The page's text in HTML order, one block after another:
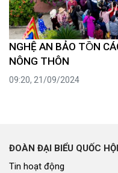
NGHỆ AN BẢO TỒN
NÔNG THÔN
09:20, 21/09/2024
ĐOÀN ĐẠI BIỂU QUỐC HỘI
Tin hoạt động